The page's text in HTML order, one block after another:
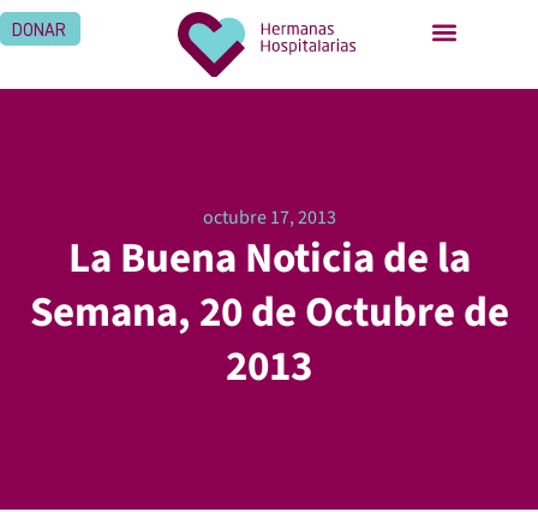
DONAR
octubre 17, 2013
La Buena Noticia de la
Semana, 20 de Octubre de
2013